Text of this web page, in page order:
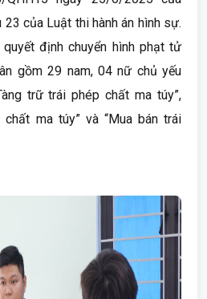
của Luật thi hành án hình sự.
định chuyển hình phạt tử
gồm 29 nam, 04 nữ chủ yếu
trữ trái phép chất ma túy”,
chất ma túy” và “Mua bán trái